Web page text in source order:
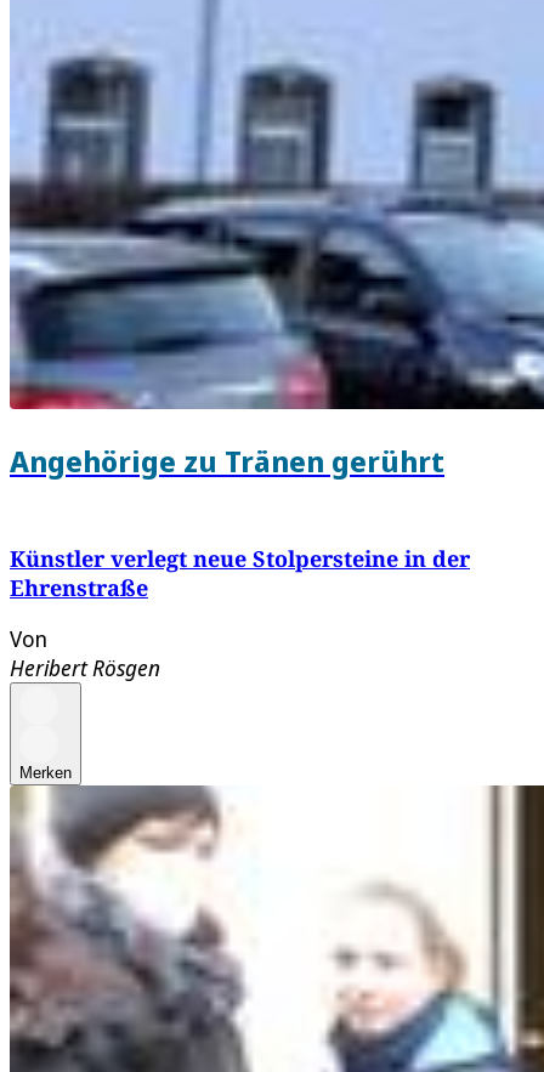
Angehörige zu Tränen gerührt
Künstler verlegt neue Stolpersteine in der
Ehrenstraße
Von
Heribert Rösgen
Merken